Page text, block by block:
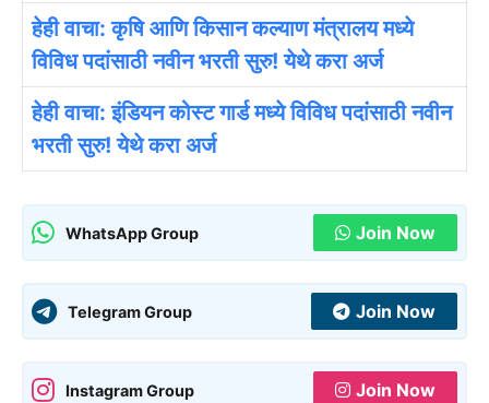
हेही वाचा: कृषि आणि किसान कल्याण मंत्रालय मध्ये
विविध पदांसाठी नवीन भरती सुरु! येथे करा अर्ज
हेही वाचा: इंडियन कोस्ट गार्ड मध्ये विविध पदांसाठी नवीन
भरती सुरु! येथे करा अर्ज
WhatsApp Group Join Now
Telegram Group Join Now
Instagram Group Join Now